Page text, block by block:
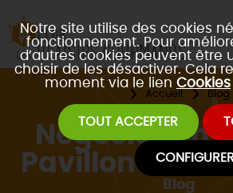
Notre site utilise des cookies
fonctionnement. Pour
d’autres cookies peuvent être
choisir de les désactiver. Cela
moment via le lien Cookies
TOUT ACCEPTER
Accueil Blog
Négociation
Pavillon de la
Blog